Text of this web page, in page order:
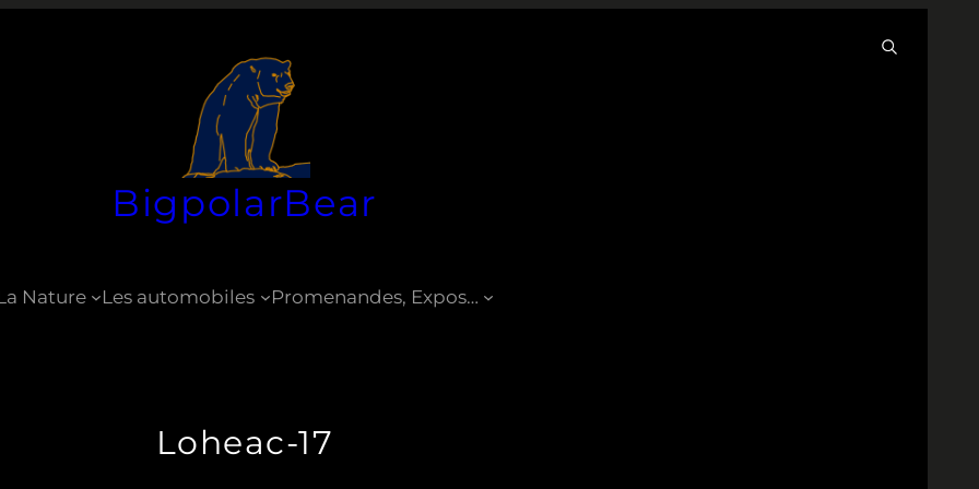
BigpolarBear
Nature Les automobiles Promenandes, Expos…
Loheac-17